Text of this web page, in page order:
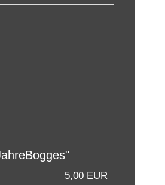
5,00 EUR